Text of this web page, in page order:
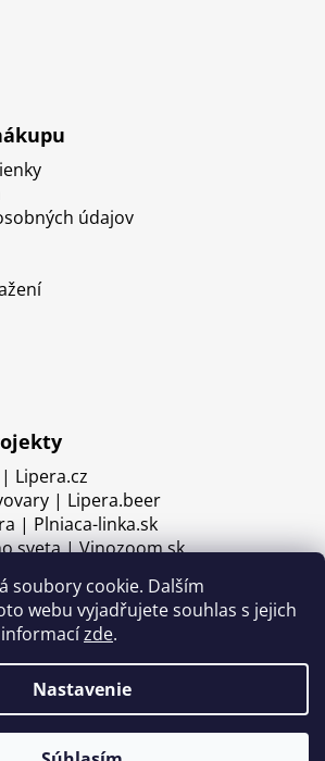
soubory cookie. Dalším
webu vyjadřujete souhlas s jejich
zde.
Nastavenie
údajov
Lipera.cz
| Lipera.beer
| Plniaca-linka.sk
sveta | Vinozoom.sk